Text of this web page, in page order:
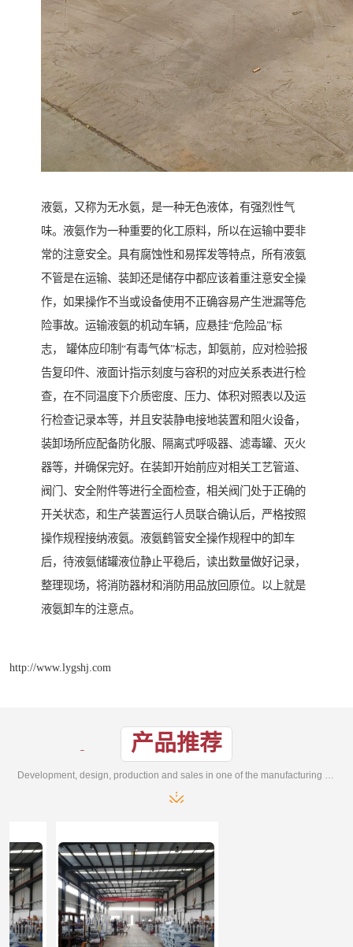
液氨，又称为无水氨，是一种无色液体，有强烈性气
味。液氨作为一种重要的化工原料，所以在运输中要非
常的注意安全。具有腐蚀性和易挥发等特点，所有液氨
不管是在运输、装卸还是储存中都应该着重注意安全操
作，如果操作不当或设备使用不正确容易产生泄漏等危
险事故。运输液氨的机动车辆，应悬挂“危险品”标
志， 罐体应印制“有毒气体”标志，卸氨前，应对检验报
告复印件、液面计指示刻度与容积的对应关系表进行检
查，在不同温度下介质密度、压力、体积对照表以及运
行检查记录本等，并且安装静电接地装置和阻火设备，
装卸场所应配备防化服、隔离式呼吸器、滤毒罐、灭火
器等，并确保完好。在装卸开始前应对相关工艺管道、
阀门、安全附件等进行全面检查，相关阀门处于正确的
开关状态，和生产装置运行人员联合确认后，严格按照
操作规程接纳液氨。液氨鹤管安全操作规程中的卸车
后，待液氨储罐液位静止平稳后，读出数量做好记录，
整理现场，将消防器材和消防用品放回原位。以上就是
液氨卸车的注意点。
http://www.lygshj.com
产品推荐
Development, design, production and sales in one of the manufacturing enterprises